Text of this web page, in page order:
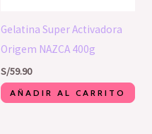
Gelatina Super Activadora
Origem NAZCA 400g
S/59.90
AÑADIR AL CARRITO